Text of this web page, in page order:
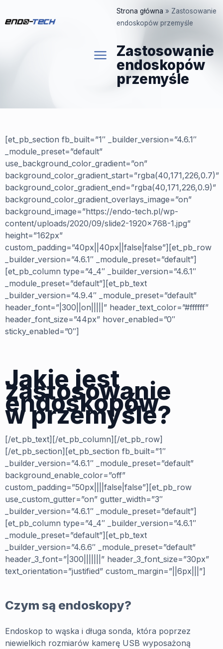
do
Strona główna » Zastosowanie
endoskopów przemyśle
Zastosowanie
endoskopów
przemyśle
[et_pb_section fb_built=”1″ _builder_version=”4.6.1″
_module_preset=”default”
use_background_color_gradient=”on”
background_color_gradient_start=”rgba(40,171,226,0.7)”
background_color_gradient_end=”rgba(40,171,226,0.9)”
background_color_gradient_overlays_image=”on”
background_image=”https://endo-tech.pl/wp-
content/uploads/2020/09/slide2-1920×768-1.jpg”
height=”162px”
custom_padding=”40px||40px||false|false”][et_pb_row
_builder_version=”4.6.1″ _module_preset=”default”]
[et_pb_column type=”4_4″ _builder_version=”4.6.1″
_module_preset=”default”][et_pb_text
_builder_version=”4.9.4″ _module_preset=”default”
header_font=”|300||on|||||” header_text_color=”#ffffff”
header_font_size=”44px” hover_enabled=”0″
sticky_enabled=”0″]
Jakie jest
zastosowanie
endoskopów
w przemyśle?
[/et_pb_text][/et_pb_column][/et_pb_row]
[/et_pb_section][et_pb_section fb_built=”1″
_builder_version=”4.6.1″ _module_preset=”default”
background_enable_color=”off”
custom_padding=”50px||||false|false”][et_pb_row
use_custom_gutter=”on” gutter_width=”3″
_builder_version=”4.6.1″ _module_preset=”default”]
[et_pb_column type=”4_4″ _builder_version=”4.6.1″
_module_preset=”default”][et_pb_text
_builder_version=”4.6.6″ _module_preset=”default”
header_3_font=”|300|||||||” header_3_font_size=”30px”
text_orientation=”justified” custom_margin=”||6px|||”]
Czym są endoskopy?
Endoskop to wąska i długa sonda, która poprzez
niewielkich rozmiarów kamerę USB wyposażoną